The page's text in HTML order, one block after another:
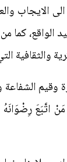
الايجاب
كما
والثقافية
وقيم
اتَّبَعَ